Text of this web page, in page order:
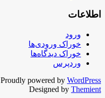
اطلاعات
ورود
خوراک ورودی‌ها
خوراک دیدگاه‌ها
وردپرس
Proudly powered by WordPress
Designed by Themient